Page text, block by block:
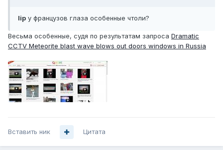
lip у французов глаза особенные чтоли?
Весьма особенные, судя по результатам запроса Dramatic
CCTV Meteorite blast wave blows out doors windows in Russia
Вставить ник Цитата